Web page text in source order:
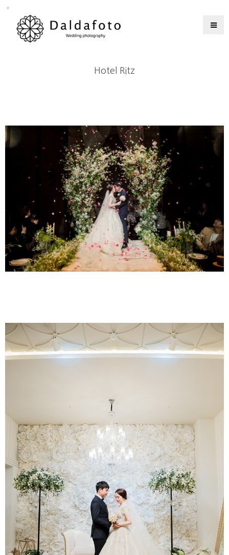
Hotel Ritz